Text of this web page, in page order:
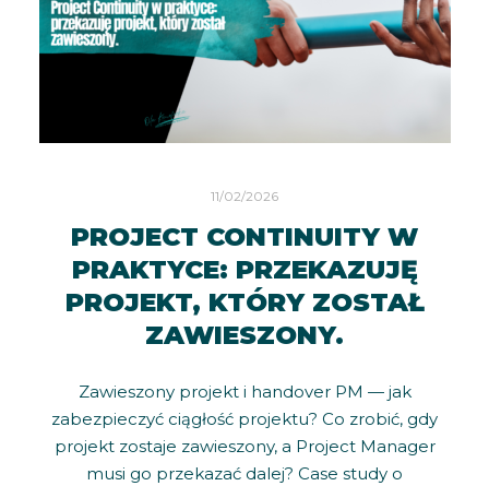
11/02/2026
PROJECT CONTINUITY W
PRAKTYCE: PRZEKAZUJĘ
PROJEKT, KTÓRY ZOSTAŁ
ZAWIESZONY.
Zawieszony projekt i handover PM — jak
zabezpieczyć ciągłość projektu? Co zrobić, gdy
projekt zostaje zawieszony, a Project Manager
musi go przekazać dalej? Case study o